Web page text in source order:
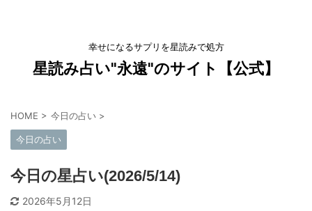
幸せになるサプリを星読みで処方
星読み占い"永遠"のサイト【公式】
HOME > 今日の占い >
今日の占い
今日の星占い(2026/5/14)
2026年5月12日